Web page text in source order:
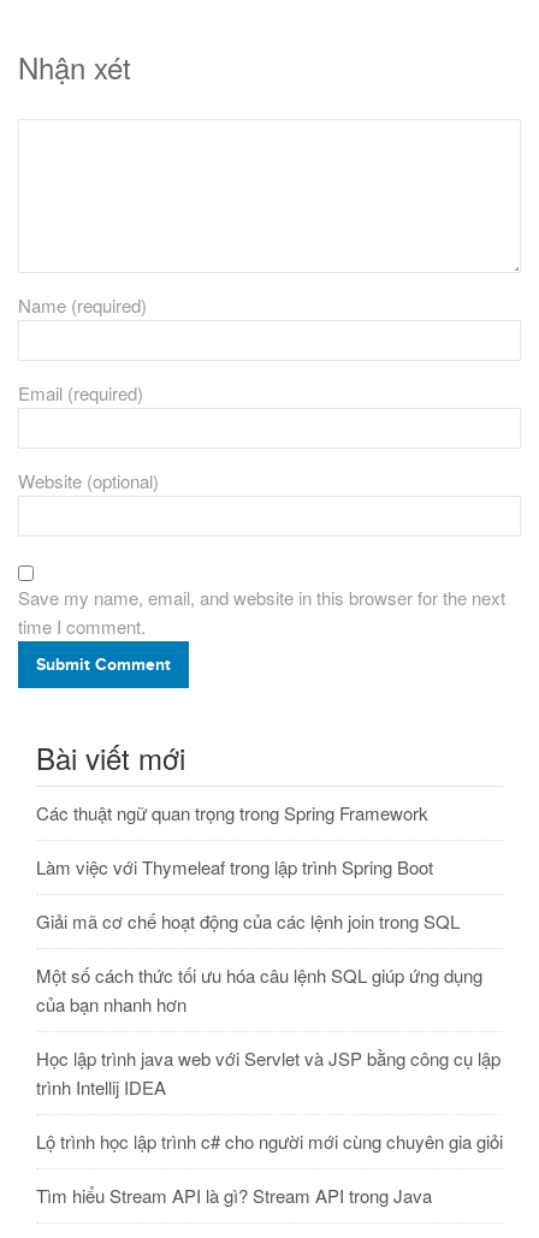
Nhận xét
Name (required)
Email (required)
Website (optional)
Save my name, email, and website in this browser for the next
time I comment.
Submit Comment
Bài viết mới
Các thuật ngữ quan trọng trong Spring Framework
Làm việc với Thymeleaf trong lập trình Spring Boot
Giải mã cơ chế hoạt động của các lệnh join trong SQL
Một số cách thức tối ưu hóa câu lệnh SQL giúp ứng dụng
của bạn nhanh hơn
Học lập trình java web với Servlet và JSP bằng công cụ lập
trình Intellij IDEA
Lộ trình học lập trình c# cho người mới cùng chuyên gia giỏi
Tìm hiểu Stream API là gì? Stream API trong Java